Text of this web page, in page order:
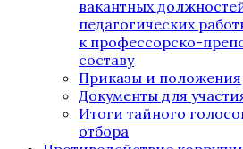
вакантных
педагогических
к профессорско-
составу
Приказы и положения
Документы для
Итоги тайного
отбора